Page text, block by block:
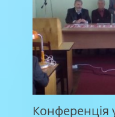
Конференція